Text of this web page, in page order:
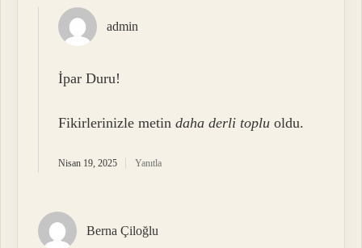
admin
İpar Duru!
Fikirlerinizle metindaha derli toplu oldu.
Nisan 19, 2025 Yanıtla
Berna Çiloğlu